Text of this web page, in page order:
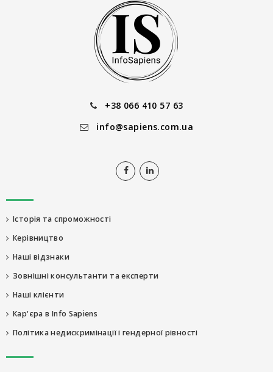
+38 066 410 57 63
info@sapiens.com.ua
Історія та спроможності
Керівництво
Наші відзнаки
Зовнішні консультанти та експерти
Наші клієнти
Кар'єра в Info Sapiens
Політика недискримінації і гендерної рівності